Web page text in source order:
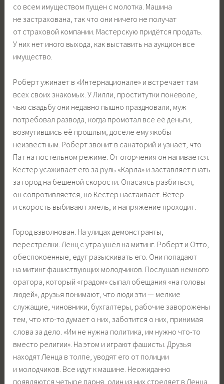
со всем имуществом пущен с молотка. Машина
не застрахована, так что они ничего не получат
от страховой компании. Мастерскую придётся продать.
У них нет иного выхода, как выставить на аукцион все
имущество.
Роберт ужинает в «Интернационале» и встречает там
всех своих знакомых. У Лилли, проститутки поневоле,
чью свадьбу они недавно пышно праздновали, муж
потребовал развода, когда промотал все её деньги,
возмутившись её прошлым, доселе ему якобы
неизвестным. Роберт звонит в санаторий и узнает, что
Пат на постельном режиме. От огорчения он напивается.
Кестер усаживает его за руль «Карла» и заставляет гнать
за город на бешеной скорости. Опасаясь разбиться,
он сопротивляется, но Кестер настаивает. Ветер
и скорость выбивают хмель, и напряжение проходит.
Город взволнован. На улицах демонстранты,
перестрелки. Ленц с утра ушёл на митинг. Роберт и Отто,
обеспокоенные, едут разыскивать его. Они попадают
на митинг фашиствующих молодчиков. Послушав немного
оратора, который «градом» сыпал обещания «на головы
людей», друзья понимают, что люди эти — мелкие
служащие, чиновники, бухгалтеры, рабочие заворожены
тем, что кто-то думает о них, заботится о них, принимая
слова за дело. «Им не нужна политика, им нужно что-то
вместо религии». На этом и играют фашисты. Друзья
находят Ленца в толпе, уводят его от полиции
и молодчиков. Все идут к машине. Неожиданно
появляются четыре парня, один из них стреляет в Ленца.